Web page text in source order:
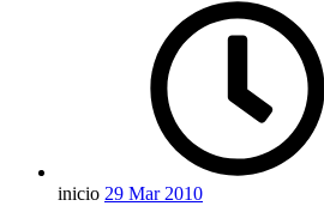
inicio 29 Mar 2010